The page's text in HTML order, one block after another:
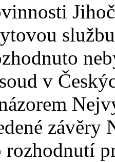
v
závěry
rozhodnutí